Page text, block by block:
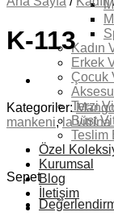
Kadın
Erkek
Çocuk
Terzi
Büst
Teslim
Özel
Kurumsal
Blog
İletişim
K-113
Kategoriler:
mankeni,la vitrina
Sepet